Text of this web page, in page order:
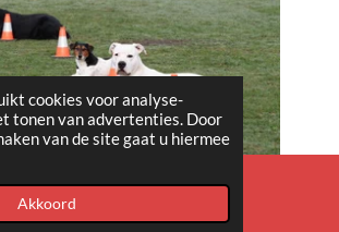
cookies voor analyse-
tonen van advertenties. Door
van de site gaat u hiermee
Akkoord